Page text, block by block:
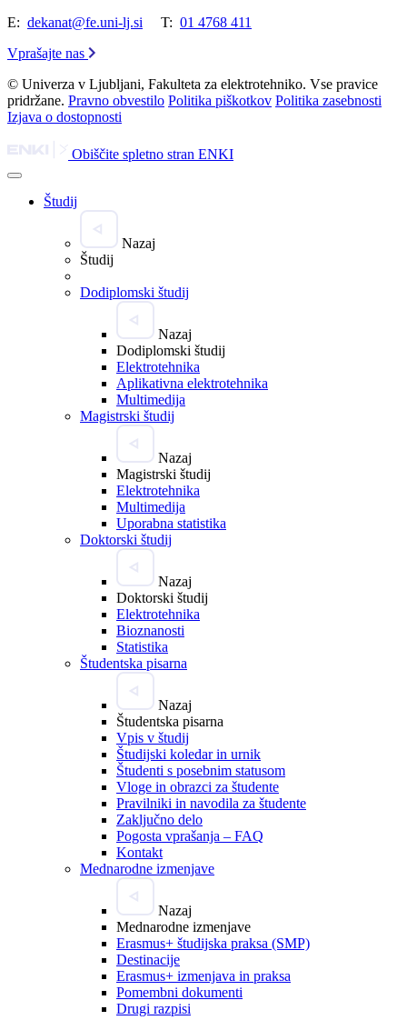
E: dekanat@fe.uni-lj.si T: 01 4768 411
Vprašajte nas
© Univerza v Ljubljani, Fakulteta za elektrotehniko. Vse pravice
pridržane. Pravno obvestilo Politika piškotkov Politika zasebnosti
Izjava o dostopnosti
Obiščite spletno stran ENKI
Študij
Nazaj
Študij
Dodiplomski študij
Nazaj
Dodiplomski študij
Elektrotehnika
Aplikativna elektrotehnika
Multimedija
Magistrski študij
Nazaj
Magistrski študij
Elektrotehnika
Multimedija
Uporabna statistika
Doktorski študij
Nazaj
Doktorski študij
Elektrotehnika
Bioznanosti
Statistika
Študentska pisarna
Nazaj
Študentska pisarna
Vpis v študij
Študijski koledar in urnik
Študenti s posebnim statusom
Vloge in obrazci za študente
Pravilniki in navodila za študente
Zaključno delo
Pogosta vprašanja – FAQ
Kontakt
Mednarodne izmenjave
Nazaj
Mednarodne izmenjave
Erasmus+ študijska praksa (SMP)
Destinacije
Erasmus+ izmenjava in praksa
Pomembni dokumenti
Drugi razpisi